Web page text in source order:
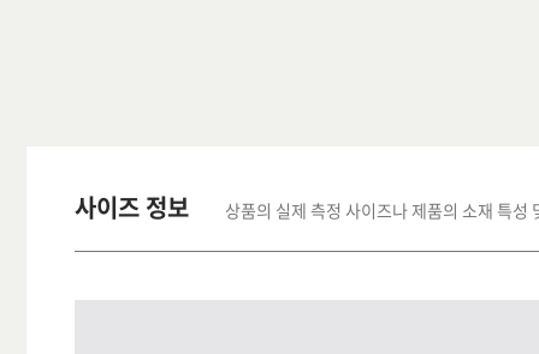
사이즈 정보 상품의 실제 측정 사이즈나 제품의 소재 특